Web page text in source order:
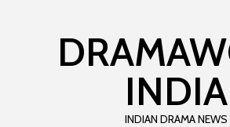
INDIA
INDIAN DRAMA NEWS